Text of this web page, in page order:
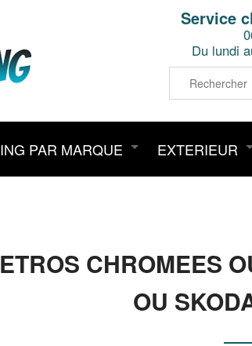
Service
Du lundi
PAR MARQUE EXTERIEUR
CHROMEES
OU